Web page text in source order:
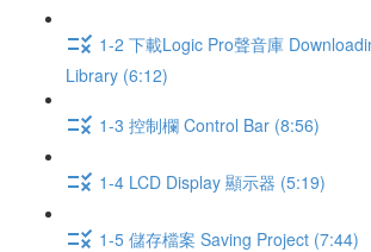
1-2 下載Logic Pro聲音庫
Library (6:12)
1-3 控制欄 Control Bar (8:56)
1-4 LCD Display 顯示器 (5:19)
1-5 儲存檔案 Saving Project (7:44)